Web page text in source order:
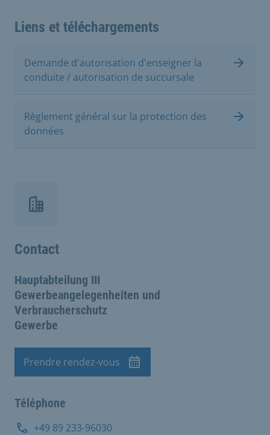
Liens et téléchargements
Demande d'autorisation d'enseigner la
conduite / autorisation de succursale
Règlement général sur la protection des
données
Contact
Hauptabteilung III
Gewerbeangelegenheiten und
Verbraucherschutz
Gewerbe
Rendez-vous
Prendre rendez-vous
Téléphone
+49 89 233-96030